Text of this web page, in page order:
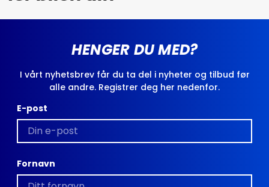
HENGER DU MED?
I vårt nyhetsbrev får du ta del i nyheter og tilbud før
alle andre. Registrer deg her nedenfor.
E-post
Fornavn